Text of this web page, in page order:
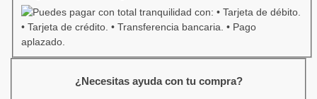
¿Necesitas ayuda con tu compra?